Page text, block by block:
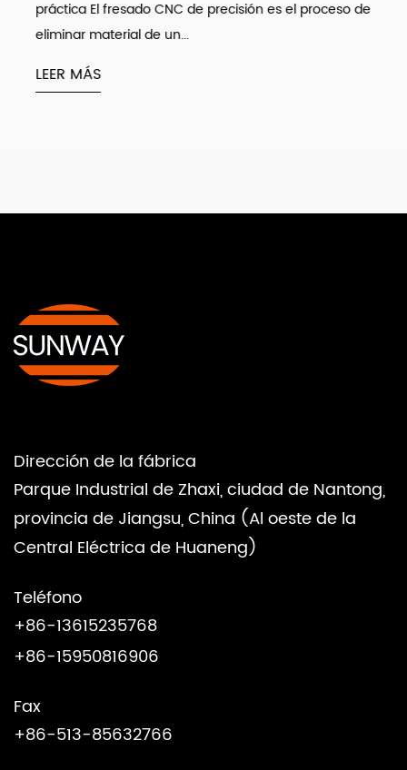
práctica El fresado CNC de precisión es el proceso de
eliminar material de un...
LEER MÁS
Dirección de la fábrica
Parque Industrial de Zhaxi, ciudad de Nantong,
provincia de Jiangsu, China (Al oeste de la
Central Eléctrica de Huaneng)
Teléfono
+86-13615235768
+86-15950816906
Fax
+86-513-85632766